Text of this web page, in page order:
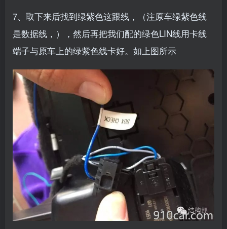
7、取下来后找到绿紫色这跟线，（注原车绿紫色线
是数据线，），然后再把我们配的绿色LIN线用卡线
端子与原车上的绿紫色线卡好。如上图所示